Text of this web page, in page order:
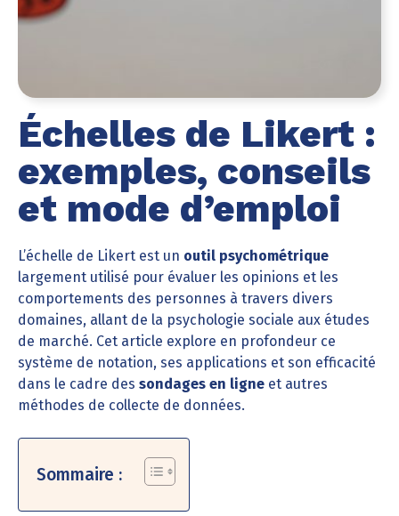
Échelles de Likert :
exemples, conseils
et mode d’emploi
L’échelle de Likert est un outil psychométrique
largement utilisé pour évaluer les opinions et les
comportements des personnes à travers divers
domaines, allant de la psychologie sociale aux études
de marché. Cet article explore en profondeur ce
système de notation, ses applications et son efficacité
dans le cadre des sondages en ligne et autres
méthodes de collecte de données.
Sommaire :